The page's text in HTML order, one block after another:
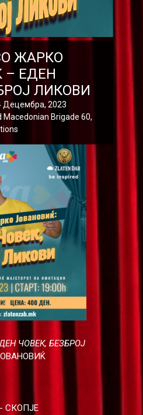
ЖАРКО
– ЕДЕН
ЛИКОВИ
Децембра, 2023
Macedonian Brigade 60,
ЧОВЕК, БЕЗБРОЈ
СКОПЈЕ